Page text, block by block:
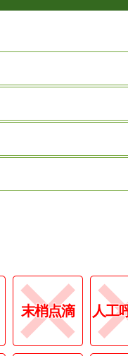
末梢点滴 人工